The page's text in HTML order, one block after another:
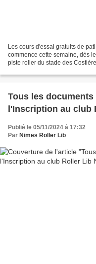
Les cours d'essai gratuits de
commence cette semaine, dès
piste roller du stade des
Tous les
l'Inscription au club
Publié le 05/11/2024 à 17:32
Par Nimes Roller Lib